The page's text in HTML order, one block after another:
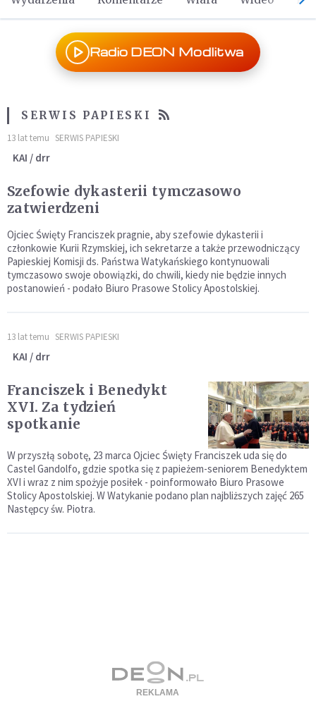
Radio DEON Modlitwa
SERWIS PAPIESKI
13 lat temu SERWIS PAPIESKI
KAI / drr
Szefowie dykasterii tymczasowo
zatwierdzeni
Ojciec Święty Franciszek pragnie, aby szefowie dykasterii i
członkowie Kurii Rzymskiej, ich sekretarze a także przewodniczący
Papieskiej Komisji ds. Państwa Watykańskiego kontynuowali
tymczasowo swoje obowiązki, do chwili, kiedy nie będzie innych
postanowień - podało Biuro Prasowe Stolicy Apostolskiej.
13 lat temu SERWIS PAPIESKI
KAI / drr
Franciszek i Benedykt
XVI. Za tydzień
spotkanie
W przyszłą sobotę, 23 marca Ojciec Święty Franciszek uda się do
Castel Gandolfo, gdzie spotka się z papieżem-seniorem Benedyktem
XVI i wraz z nim spożyje posiłek - poinformowało Biuro Prasowe
Stolicy Apostolskiej. W Watykanie podano plan najbliższych zajęć 265
Następcy św. Piotra.